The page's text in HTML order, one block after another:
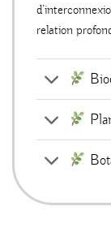
relation